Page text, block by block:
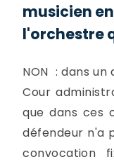
musicien
l'orchestre
NON : dans un
Cour
que dans ces
défendeur n'a
convocation